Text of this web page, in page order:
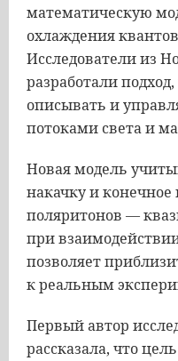
математическую
охлаждения
Исследователи из
разработали
описывать и
потоками света и
Новая модель
накачку и
поляритонов —
при
позволяет
к реальным
Первый автор
рассказала, что